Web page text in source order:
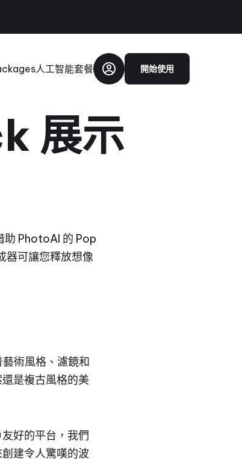
人工智能套餐 開始使用
展示
助 PhotoAI 的 Pop
器可讓您釋放想像
術風格、濾鏡和
是複古風格的美
好的平台，我們
建令人驚嘆的波